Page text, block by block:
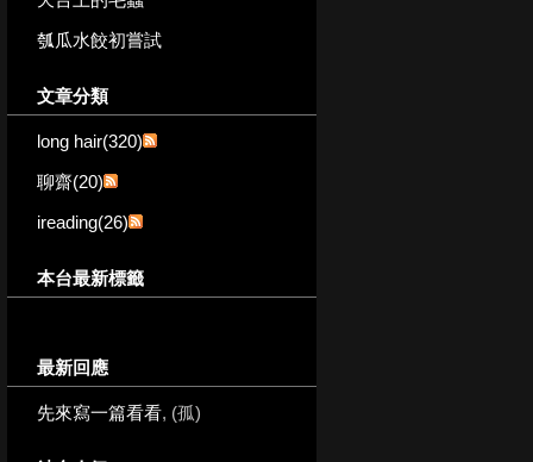
瓠瓜水餃初嘗試
文章分類
long hair(320)
聊齋(20)
ireading(26)
本台最新標籤
最新回應
先來寫一篇看看, (孤)